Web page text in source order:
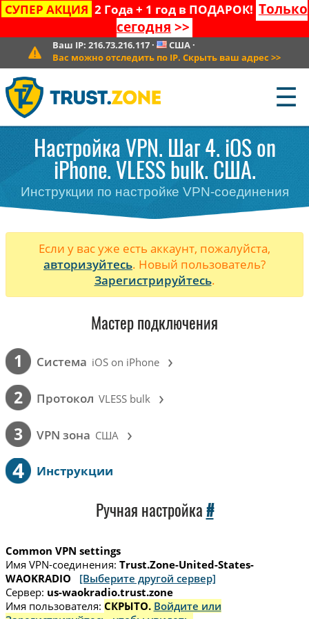
СУПЕР АКЦИЯ 2 Года + 1 год в ПОДАРОК! Только
сегодня >>
Ваш IP: 216.73.216.117· США·
Вас можно отследить по IP. Скрыть ваш адрес >>
☰
Настройка VPN. Шаг 4. iOS on
iPhone. VLESS bulk. США.
Инструкции по настройке VPN-соединения
Если у вас уже есть аккаунт, пожалуйста,
авторизуйтесь. Новый пользователь?
Зарегистрируйтесь.
Мастер подключения
1 Cистема iOS on iPhone ›
2 Протокол VLESS bulk ›
3 VPN зона США ›
4 Инструкции
Ручная настройка #
Common VPN settings
Имя VPN-соединения: Trust.Zone-United-States-
WAOKRADIO
[Выберите другой сервер]
Сервер: us-waokradio.trust.zone
Имя пользователя: СКРЫТО. Войдите или